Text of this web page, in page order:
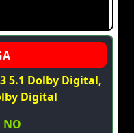
5.1 Dolby Digital,
Digital
NO